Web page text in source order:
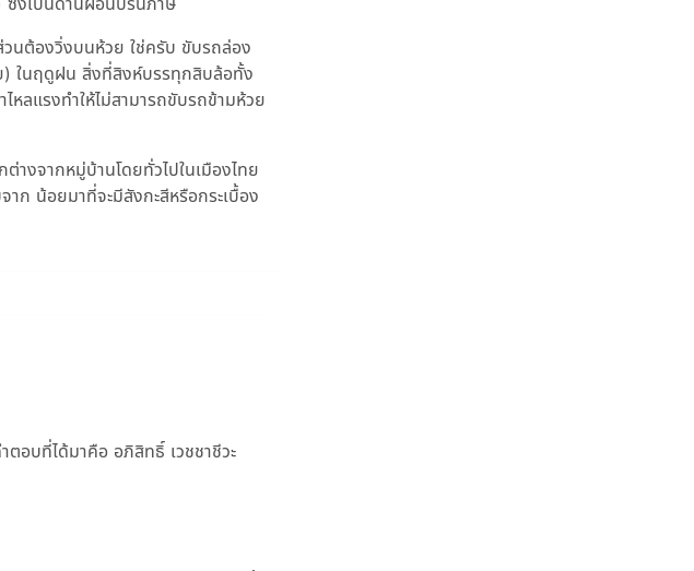
วนต้องวิ่งบนห้วย ใช่ครับ ขับรถล่อง
) ในฤดูฝน สิ่งที่สิงห์บรรทุกสิบล้อทั้ง
หลแรงทำให้ไม่สามารถขับรถข้ามห้วย
างจากหมู่บ้านโดยทั่วไปในเมืองไทย
ก น้อยมาที่จะมีสังกะสีหรือกระเบื้อง
อบที่ได้มาคือ อภิสิทธิ์ เวชชาชีวะ